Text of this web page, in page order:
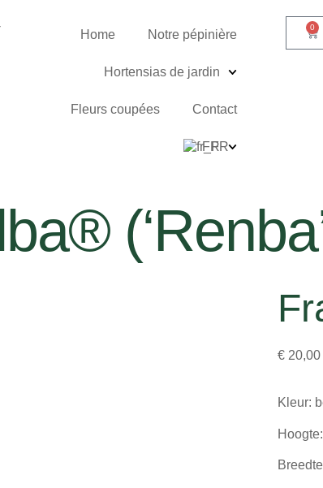
Home Notre pépinière
Hortensias de jardin
Fleurs coupées Contact
FR
0
€ 20,00
Kleur: